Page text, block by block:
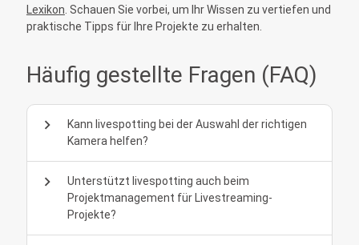
Lexikon . Schauen Sie vorbei, um Ihr Wissen zu vertiefen und
praktische Tipps für Ihre Projekte zu erhalten.
Häufig gestellte Fragen (FAQ)
chevron_right
Kann livespotting bei der Auswahl der richtigen
Kamera helfen?
chevron_right
Unterstützt livespotting auch beim
Projektmanagement für Livestreaming-
Projekte?